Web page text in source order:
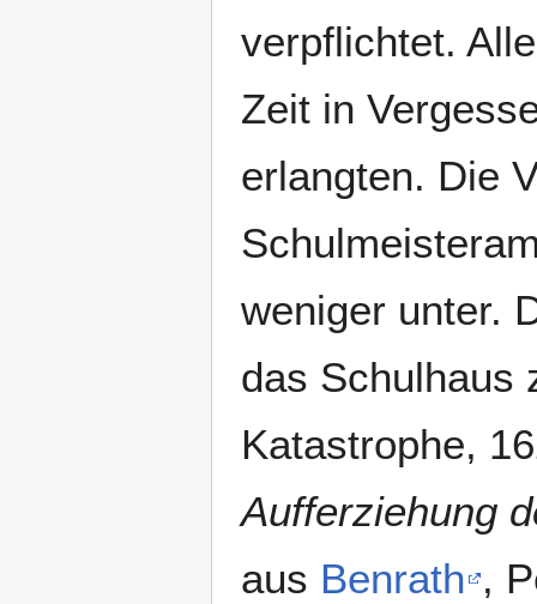
verpflichtet.
Zeit in
erlangten. Die
weniger unter.
das Schulhaus
Katastrophe,
Aufferziehung
aus Benrath ,